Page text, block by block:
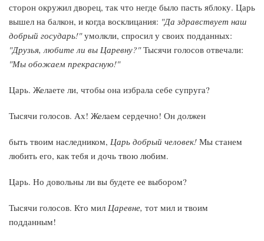
сторон окружил дворец, так что негде было пасть яблоку. Царь
вышел на балкон, и когда восклицания: "Да здравствует наш
добрый государь!"умолкли, спросил у своих подданных:
"Друзья, любите ли вы Царевну?"Тысячи голосов отвечали:
"Мы обожаем прекрасную!"
Царь. Желаете ли, чтобы она избрала себе супруга?
Тысячи голосов. Ах! Желаем сердечно! Он должен
быть твоим наследником, Царь добрый человек! Мы станем
любить его, как тебя и дочь твою любим.
Царь. Но довольны ли вы будете ее выбором?
Тысячи голосов. Кто мил Царевне, тот мил и твоим
подданным!